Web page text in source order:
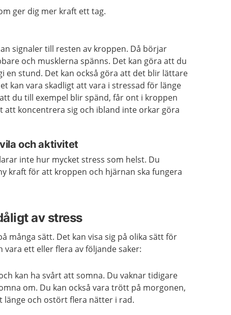
ger dig mer kraft ett tag.
signaler till resten av kroppen. Då börjar
och musklerna spänns. Det kan göra att du
en stund. Det kan också göra att det blir lättare
kan vara skadligt att vara i stressad för länge
du till exempel blir spänd, får ont i kroppen
att koncentrera sig och ibland inte orkar göra
och aktivitet
inte hur mycket stress som helst. Du
kraft för att kroppen och hjärnan ska fungera
av stress
många sätt. Det kan visa sig på olika sätt för
vara ett eller flera av följande saker:
kan ha svårt att somna. Du vaknar tidigare
om. Du kan också vara trött på morgonen,
länge och ostört flera nätter i rad.